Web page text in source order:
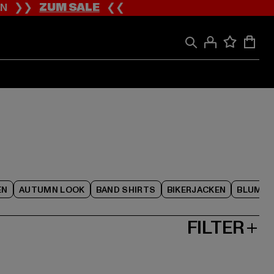
❯❯ZUM SALE❮❮
AUTUMN LOOK BAND SHIRTS BIKERJACKEN
FILTER